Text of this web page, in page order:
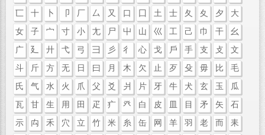
匸
十 卜 卩 厂 厶 又 口 囗 土 士 夂 夊 夕
大
女
子 宀 寸 小 尢 尸 屮 山 巛 工 己 巾 干
幺
广
廴 廾 弋 弓 彐 彡 彳 心 戈 戶 手 支 攴
文
斗
斤 方 无 日 曰 月 木 欠 止 歹 殳 毋 比
毛
氏
气 水 火 爪 父 爻 爿 片 牙 牛 犬 玄 玉
瓜
瓦
甘 生 用 田 疋 疒 癶 白 皮 皿 目 矛 矢
石
示
禸 禾 穴 立 竹 米 糸 缶 网 羊 羽 老 而
耒